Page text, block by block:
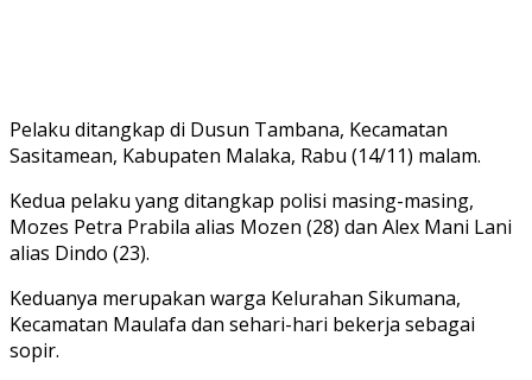
Pelaku ditangkap di Dusun Tambana, Kecamatan
Sasitamean, Kabupaten Malaka, Rabu (14/11) malam.
Kedua pelaku yang ditangkap polisi masing-masing,
Mozes Petra Prabila alias Mozen (28) dan Alex Mani Lani
alias Dindo (23).
Keduanya merupakan warga Kelurahan Sikumana,
Kecamatan Maulafa dan sehari-hari bekerja sebagai
sopir.